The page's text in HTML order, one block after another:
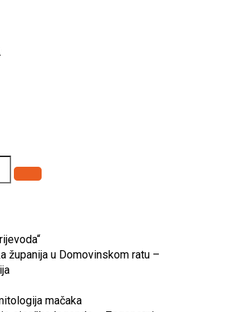
Pretraži
županija u Domovinskom ratu –
mačaka